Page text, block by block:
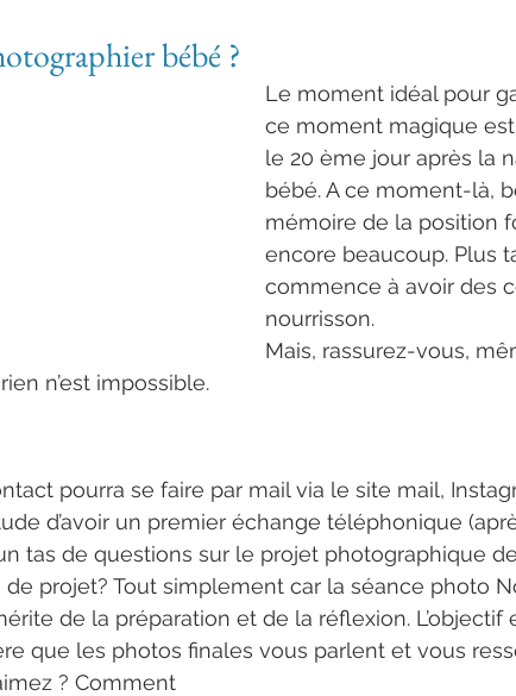
bébé ?
Le moment idéal pour
ce moment magique
le 20 ème jour après la
bébé. A ce moment-là,
mémoire de la position
encore beaucoup. Plus
commence à avoir des
nourrisson.
Mais, rassurez-vous,
n’est impossible.
pourra se faire par mail via le site mail,
d’avoir un premier échange téléphonique
tas de questions sur le projet photographique
de projet? Tout simplement car la séance photo
de la préparation et de la réflexion. L’objectif
que les photos finales vous parlent et vous
? Comment